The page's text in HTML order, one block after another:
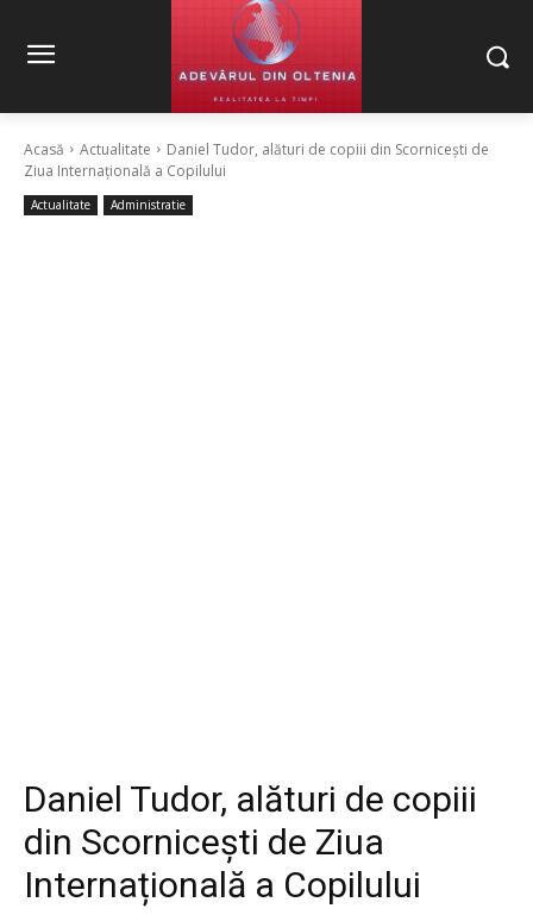
Acasă Actualitate
Daniel Tudor, alături de copiii din Scornicești de
Ziua Internațională a Copilului
Actualitate Administratie
Daniel Tudor, alături de copiii
din Scornicești de Ziua
Internațională a Copilului